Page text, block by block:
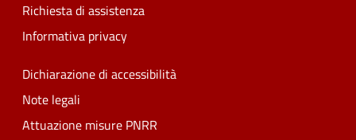
Richiesta di assistenza
Informativa privacy
Dichiarazione di accessibilità
Note legali
Attuazione misure PNRR